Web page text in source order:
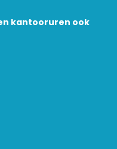
kantooruren ook